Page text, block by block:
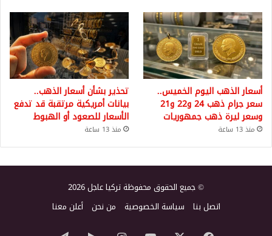
أسعار الذهب اليوم الخميس..
سعر جرام ذهب 24 و22 و21
وسعر ليرة ذهب جمهوريات
منذ 13 ساعة
تحذير بشأن أسعار الذهب..
بيانات أمريكية مرتقبة قد تدفع
الأسعار للصعود أو الهبوط
منذ 13 ساعة
© جميع الحقوق محفوظة تركيا عاجل 2026
اتصل بنا سياسة الخصوصية من نحن أعلن معنا